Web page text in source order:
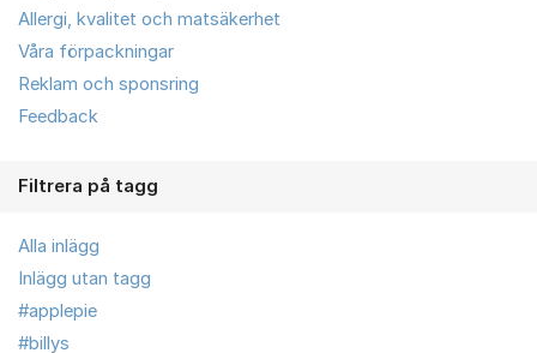
Allergi, kvalitet och matsäkerhet
Våra förpackningar
Reklam och sponsring
Feedback
Filtrera på tagg
Alla inlägg
Inlägg utan tagg
#applepie
#billys